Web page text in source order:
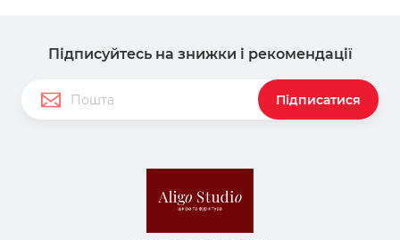
Підписуйтесь на знижки і рекомендації
Підписатися